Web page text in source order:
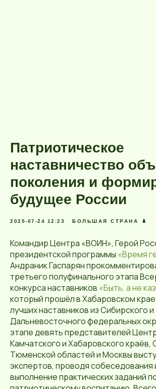
Патриотическое
наставничество
поколения и
будущее России
2025-07-24 12:23 БОЛЬШАЯ СТРАНА 🪆
Командир Центра «ВОИН», Герой
президентской программы «Время
Андраник Гаспарян
третьего полуфинального этапа
конкурса наставников «Быть, а не
который прошёл в Хабаровском
лучших наставников из Сибирского и
Дальневосточного федеральных
этапе девять представителей
Камчатского и Хабаровского краёв,
Тюменской областей и Москвы
экспертов, проводя собеседования
выполнение практических заданий